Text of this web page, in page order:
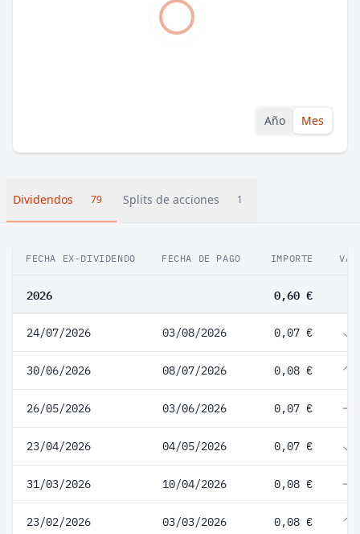
Año Mes
Dividendos 79 Splits de acciones 1
FECHA EX-DIVIDENDO FECHA DE PAGO IMPORTE
2026 0,60 €
24/07/2026 03/08/2026 0,07 €
30/06/2026 08/07/2026 0,08 €
26/05/2026 03/06/2026 0,07 €
23/04/2026 04/05/2026 0,07 €
31/03/2026 10/04/2026 0,08 €
23/02/2026 03/03/2026 0,08 €